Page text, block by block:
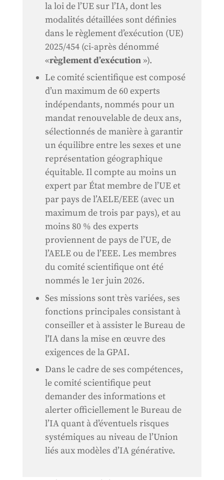
la loi de l’UE sur l’IA, dont les
modalités détaillées sont définies
dans le règlement d’exécution (UE)
2025/454 (ci-après dénommé
«règlement d’exécution»).
Le comité scientifique est composé
d’un maximum de 60 experts
indépendants, nommés pour un
mandat renouvelable de deux ans,
sélectionnés de manière à garantir
un équilibre entre les sexes et une
représentation géographique
équitable. Il compte au moins un
expert par État membre de l’UE et
par pays de l’AELE/EEE (avec un
maximum de trois par pays), et au
moins 80 % des experts
proviennent de pays de l’UE, de
l’AELE ou de l’EEE. Les membres
du comité scientifique ont été
nommés le 1er juin 2026.
Ses missions sont très variées, ses
fonctions principales consistant à
conseiller et à assister le Bureau de
l'IA dans la mise en œuvre des
exigences de la GPAI.
Dans le cadre de ses compétences,
le comité scientifique peut
demander des informations et
alerter officiellement le Bureau de
l’IA quant à d’éventuels risques
systémiques au niveau de l’Union
liés aux modèles d’IA générative.